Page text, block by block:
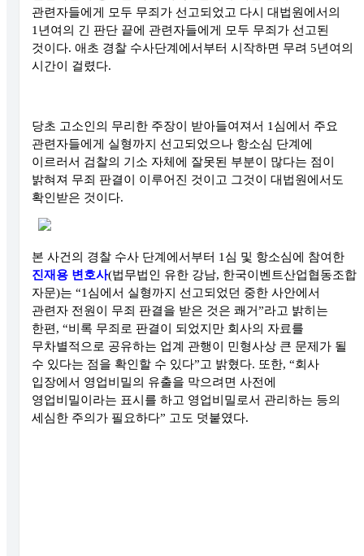
관련자들에게 모두 무죄가 선고되었고 다시 대법원에서의
1년여의 긴 판단 끝에 관련자들에게 모두 무죄가 선고된
것이다. 애초 경찰 수사단계에서부터 시작하면 무려 5년여의
시간이 걸렸다.
당초 고소인의 무리한 주장이 받아들여져서 1 심에서 주요
관련자들에게 실형까지 선고되었으나 항소심 단계에
이르러서 검찰의 기소 자체에 잘못된 부분이 많다는 점이
밝혀져 무죄 판결이 이루어진 것이고 그것이 대법원에서도
확인받은 것이다.
본 사건의 경찰 수사 단계에서부터 1 심 및 항소심에 참여한
진재용 변호사(법무법인 유한 강남, 한국이벤트산업협동조합
자문)는 “1 심에서 실형까지 선고되었던 중한 사안에서
관련자 전원이 무죄 판결을 받은 것은 쾌거”라고 밝히는
한편 , “비록 무죄로 판결이 되었지만 회사의 자료를
무차별적으로 공유하는 업계 관행이 민형사상 큰 문제가 될
수 있다는 점을 확인할 수 있다”고 밝혔다. 또한, “회사
입장에서 영업비밀의 유출을 막으려면 사전에
영업비밀이라는 표시를 하고 영업비밀로서 관리하는 등의
세심한 주의가 필요하다” 고도 덧붙였다.